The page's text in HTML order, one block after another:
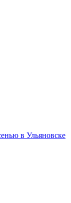
в Ульяновске